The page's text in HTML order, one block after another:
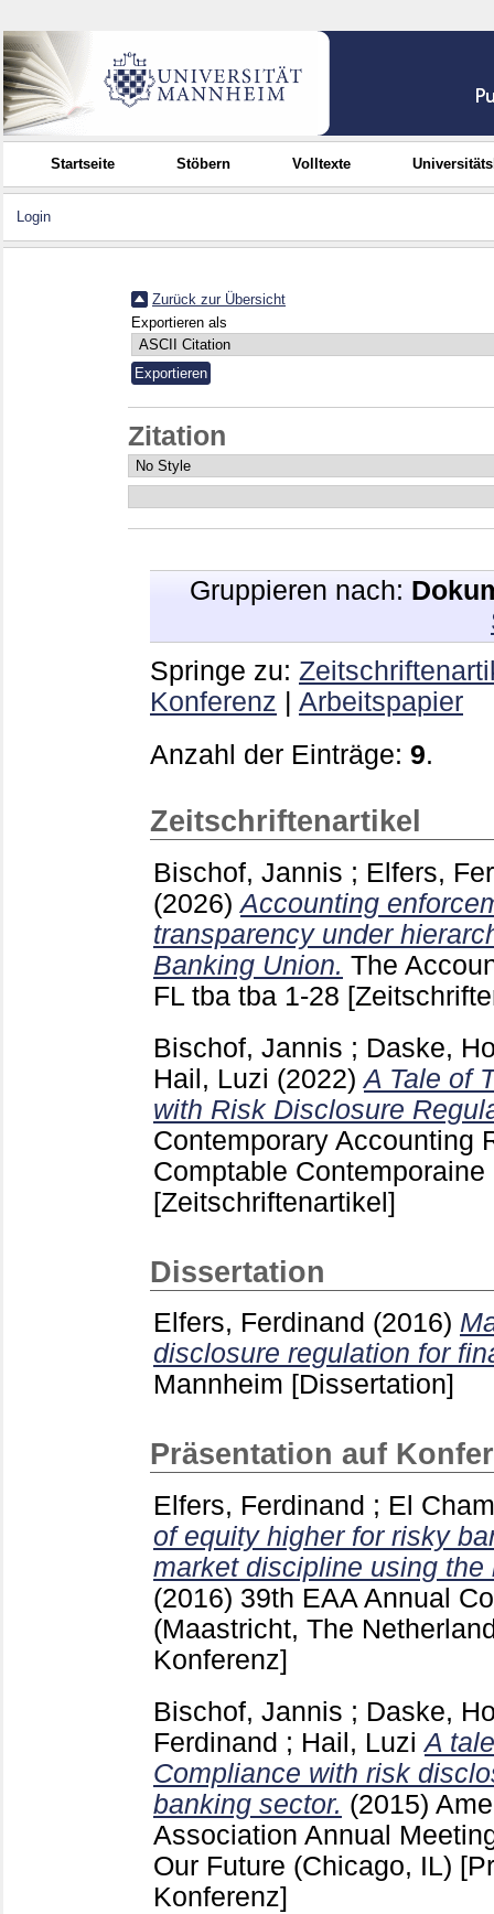
Startseite Stöbern Volltexte
Login
Zurück zur Übersicht
Exportieren als
Zitation
Gruppieren nach:
Springe zu:
Konferenz
Arbeitspapier
Anzahl der Einträge: 9.
Zeitschriftenartikel
Bischof, Jannis ; Elfers,
(2026)Accounting
transparency under
Banking Union. The
FL tba tba 1-28
Bischof, Jannis ; Daske,
Hail, Luzi (2022)A Tale of
with Risk Disclosure
Contemporary Accounting
Comptable
[Zeitschriftenartikel]
Dissertation
Elfers, Ferdinand (2016)
disclosure regulation for
Mannheim [Dissertation]
Präsentation auf
Elfers, Ferdinand ; El
of equity higher for risky
market discipline using
(2016) 39th EAA Annual
(Maastricht, The
Konferenz]
Bischof, Jannis ; Daske,
Ferdinand ; Hail, Luzi A
Compliance with risk
banking sector. (2015)
Association Annual
Our Future (Chicago, IL)
Konferenz]